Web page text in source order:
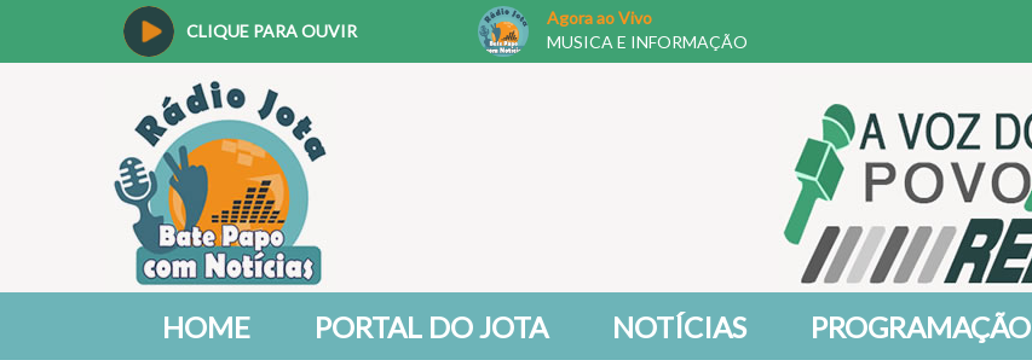
CLIQUE PARA OUVIR
Agora ao Vivo
MUSICA E INFORMAÇÃO
HOME PORTAL DO JOTA NOTÍCIAS PROGRAMAÇÃO